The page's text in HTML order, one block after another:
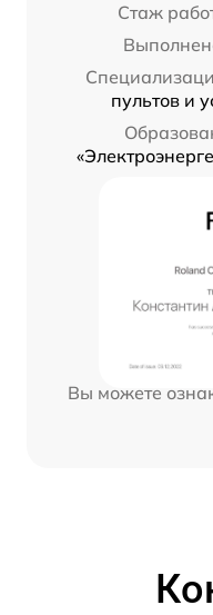
Стаж
пультов и
Вы можете